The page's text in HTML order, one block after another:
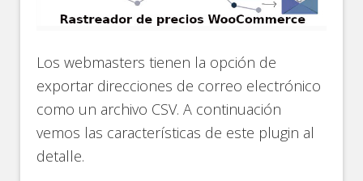
Los webmasters tienen la opción de
exportar direcciones de correo electrónico
como un archivo CSV. A continuación
vemos las características de este plugin al
detalle.